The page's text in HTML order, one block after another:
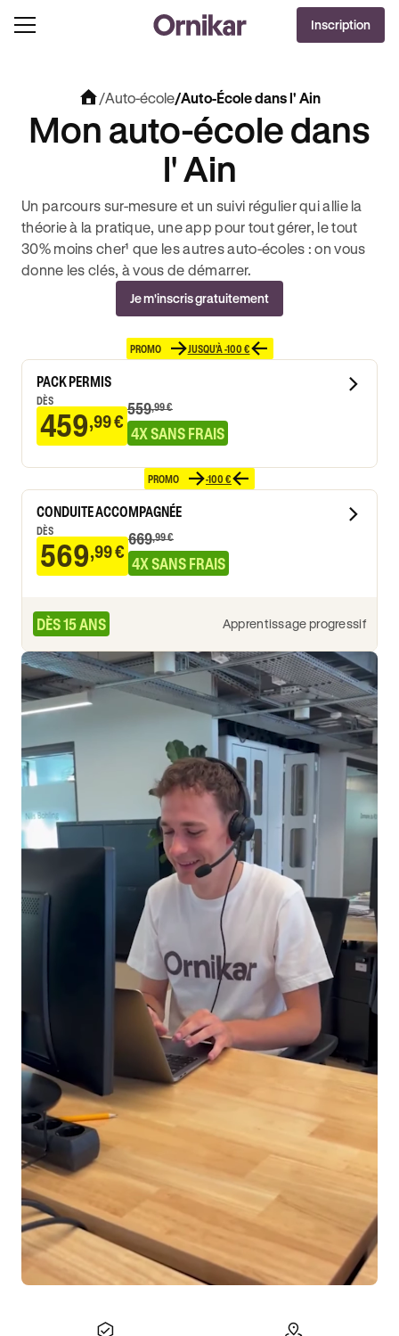
Inscription
/Auto-école/Auto-École dans l' Ain
Mon auto-école dans
l' Ain
Un parcours sur-mesure et un suivi régulier qui allie la
théorie à la pratique, une app pour tout gérer, le tout
30% moins cher¹ que les autres auto-écoles : on vous
donne les clés, à vous de démarrer.
Je m'inscris gratuitement
PROMO JUSQU'À -100 €
PACK PERMIS
DÈS
459,99 €
559,99 €
4X SANS FRAIS
PROMO -100 €
CONDUITE ACCOMPAGNÉE
DÈS
569,99 €
669,99 €
4X SANS FRAIS
DÈS 15 ANS Apprentissage progressif